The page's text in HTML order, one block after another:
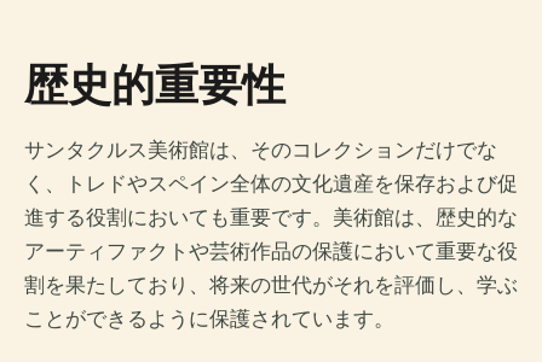
歴史的重要性
サンタクルス美術館は、そのコレクションだけでな
く、トレドやスペイン全体の文化遺産を保存および促
進する役割においても重要です。美術館は、歴史的な
アーティファクトや芸術作品の保護において重要な役
割を果たしており、将来の世代がそれを評価し、学ぶ
ことができるように保護されています。